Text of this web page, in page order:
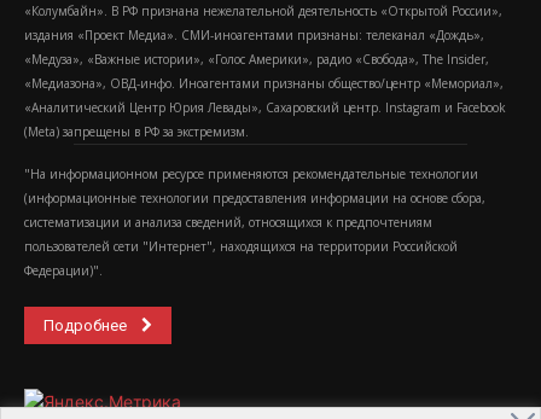
«Колумбайн». В РФ признана нежелательной деятельность «Открытой России»,
издания «Проект Медиа». СМИ-иноагентами признаны: телеканал «Дождь»,
«Медуза», «Важные истории», «Голос Америки», радио «Свобода», The Insider,
«Медиазона», ОВД-инфо. Иноагентами признаны общество/центр «Мемориал»,
«Аналитический Центр Юрия Левады», Сахаровский центр. Instagram и Facebook
(Metа) запрещены в РФ за экстремизм.
"На информационном ресурсе применяются рекомендательные технологии
(информационные технологии предоставления информации на основе сбора,
систематизации и анализа сведений, относящихся к предпочтениям
пользователей сети "Интернет", находящихся на территории Российской
Федерации)".
Подробнее